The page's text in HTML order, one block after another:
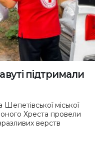
підтримали
Шепетівської міської
Хреста провели
верств